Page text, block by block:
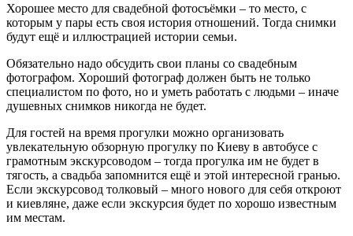
Хорошее место для свадебной фотосъёмки – то место, с
которым у пары есть своя история отношений. Тогда снимки
будут ещё и иллюстрацией истории семьи.
Обязательно надо обсудить свои планы со свадебным
фотографом. Хороший фотограф должен быть не только
специалистом по фото, но и уметь работать с людьми – иначе
душевных снимков никогда не будет.
Для гостей на время прогулки можно организовать
увлекательную обзорную прогулку по Киеву в автобусе с
грамотным экскурсоводом – тогда прогулка им не будет в
тягость, а свадьба запомнится ещё и этой интересной гранью.
Если экскурсовод толковый – много нового для себя откроют
и киевляне, даже если экскурсия будет по хорошо известным
им местам.